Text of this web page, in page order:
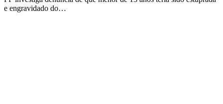
e engravidado do…